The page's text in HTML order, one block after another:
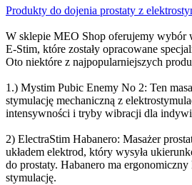
Produkty do dojenia prostaty z
W sklepie MEO Shop oferujemy wybór
E-Stim, które zostały opracowane
Oto niektóre z najpopularniejszych
1.) Mystim Pubic Enemy No 2: Ten
stymulację mechaniczną z
intensywności i tryby wibracji dla
2) ElectraStim Habanero: Masażer
układem elektrod, który wysyła
do prostaty. Habanero ma ergonomiczny
stymulację.